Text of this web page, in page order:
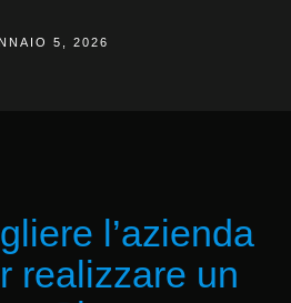
5, 2026
l’azienda
realizzare un